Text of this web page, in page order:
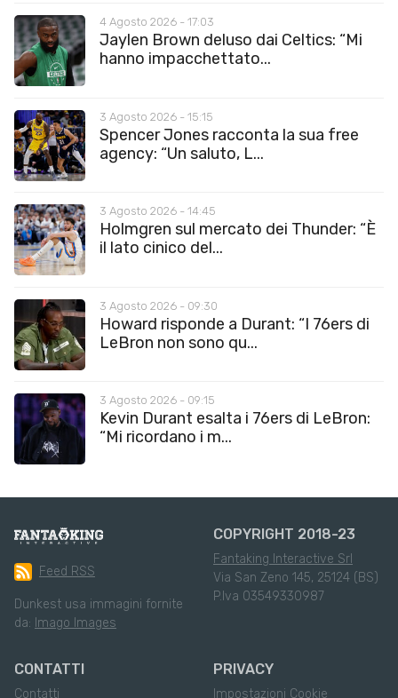
4 Agosto 2026 - 17:03
Jaylen Brown deluso dai Celtics: “Mi
hanno impacchettato...
3 Agosto 2026 - 15:15
Spencer Jones racconta la sua free
agency: “Un saluto, L...
3 Agosto 2026 - 14:45
Holmgren sul mercato dei Thunder: “È
il lato cinico del...
3 Agosto 2026 - 09:30
Howard risponde a Durant: “I 76ers di
LeBron non sono qu...
3 Agosto 2026 - 09:15
Kevin Durant esalta i 76ers di LeBron:
“Mi ricordano i m...
Feed RSS
Dunkest usa immagini fornite
da: Imago Images
COPYRIGHT 2018-23
Fantaking Interactive Srl
Via San Zeno 145, 25124 (BS)
P.Iva 03549330987
CONTATTI
Contatti
PRIVACY
Impostazioni Cookie